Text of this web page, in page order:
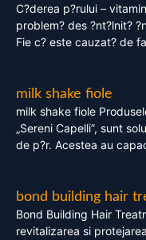
C?derea p?rului –
problem? des ?nt?lnit?
Fie c? este cauzat? de
milk shake fiole
milk shake fiole
„Sereni Capelli”, sunt
de p?r. Acestea au
bond building hair
Bond Building Hair
revitalizarea si